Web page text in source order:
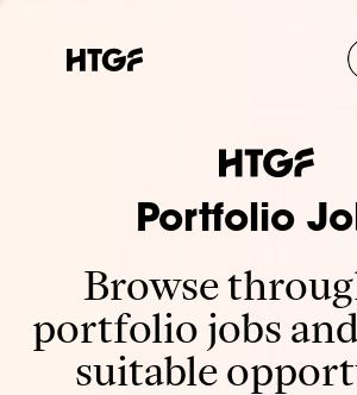
Portfolio
Browse
portfolio jobs
suitable